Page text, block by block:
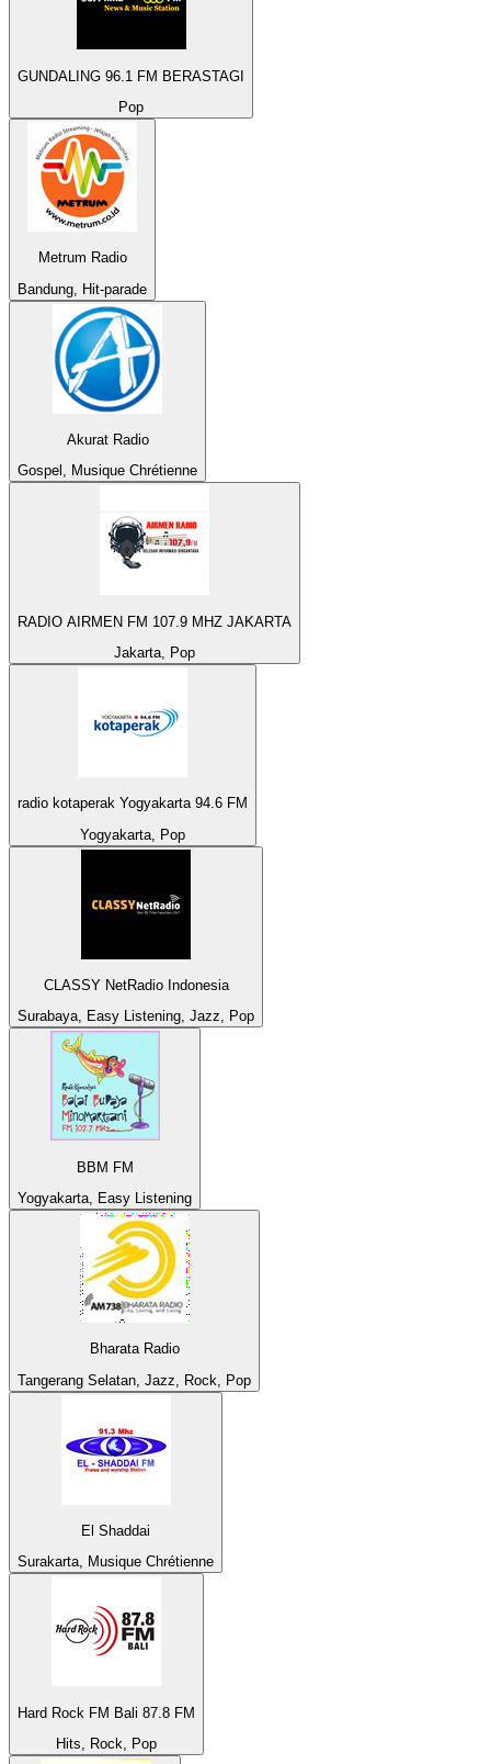
GUNDALING 96.1 FM BERASTAGI
Pop
Metrum Radio
Bandung, Hit-parade
Akurat Radio
Gospel, Musique Chrétienne
RADIO AIRMEN FM 107.9 MHZ JAKARTA
Jakarta, Pop
radio kotaperak Yogyakarta 94.6 FM
Yogyakarta, Pop
CLASSY NetRadio Indonesia
Surabaya, Easy Listening, Jazz, Pop
BBM FM
Yogyakarta, Easy Listening
Bharata Radio
Tangerang Selatan, Jazz, Rock, Pop
El Shaddai
Surakarta, Musique Chrétienne
Hard Rock FM Bali 87.8 FM
Hits, Rock, Pop